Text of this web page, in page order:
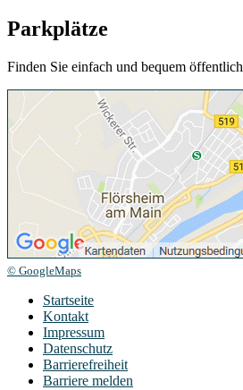
Parkplätze
Finden Sie einfach und bequem
© GoogleMaps
Startseite
Kontakt
Impressum
Datenschutz
Barrierefreiheit
Barriere melden